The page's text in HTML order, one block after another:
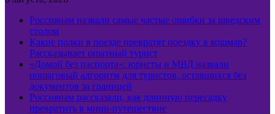
Россиянам назвали самые частые ошибки за шведским
столом
Какие полки в поезде превратят поездку в кошмар?
Рассказывает опытный турист
«Домой без паспорта»: юристы и МВД назвали
пошаговый алгоритм для туристов, оставшихся без
документов за границей
Россиянам рассказали, как длинную пересадку
превратить в мини-путешествие